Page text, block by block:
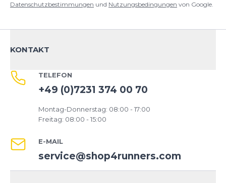
Datenschutzbestimmungen und Nutzungsbedingungen von Google.
KONTAKT
TELEFON
+49 (0)7231 374 00 70
Montag-Donnerstag: 08:00 - 17:00
Freitag: 08:00 - 15:00
E-MAIL
service@shop4runners.com